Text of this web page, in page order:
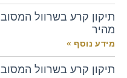
תיקון קרע בשרוול
מהיר
מידע נוסף »
תיקון קרע בשרוול